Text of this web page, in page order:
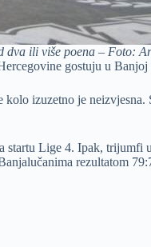
dva ili više poena – Foto:
gostuju u
izuzetno je
Lige 4. Ipak,
rezultatom